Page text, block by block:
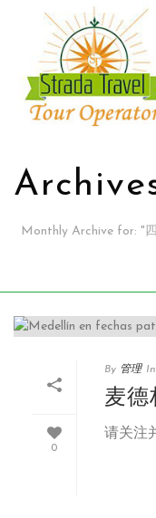
Monthly Archive for: "
0
By 管理 In
麦德
请关注